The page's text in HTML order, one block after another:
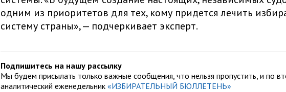
одним из приоритетов для тех, кому придется лечить
систему страны», — подчеркивает эксперт.
Подпишитесь на нашу рассылку
Мы будем присылать только важные сообщения, что нельзя пропустить, и по
аналитический еженедельник «ИЗБИРАТЕЛЬНЫЙ БЮЛЛЕТЕНЬ»